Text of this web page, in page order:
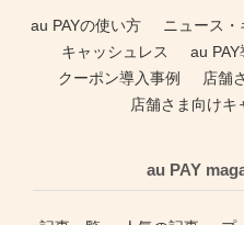
au PAYの使い方 ニュース
キャッシュレス
au PAY
クーポン導入事例
店舗
店舗さま向けキ
au PAY